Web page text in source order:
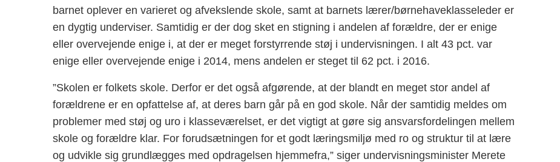
barnet oplever en varieret og afvekslende skole, samt at barnets lærer/børnehaveklasseleder er
en dygtig underviser. Samtidig er der dog sket en stigning i andelen af forældre, der er enige
eller overvejende enige i, at der er meget forstyrrende støj i undervisningen. I alt 43 pct. var
enige eller overvejende enige i 2014, mens andelen er steget til 62 pct. i 2016.
”Skolen er folkets skole. Derfor er det også afgørende, at der blandt en meget stor andel af
forældrene er en opfattelse af, at deres barn går på en god skole. Når der samtidig meldes om
problemer med støj og uro i klasseværelset, er det vigtigt at gøre sig ansvarsfordelingen mellem
skole og forældre klar. For forudsætningen for et godt læringsmiljø med ro og struktur til at lære
og udvikle sig grundlægges med opdragelsen hjemmefra,” siger undervisningsminister Merete